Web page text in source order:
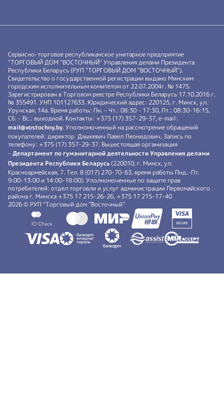
Сервисно-торговое республиканское унитарное предприятие
"ТОРГОВЫЙ ДОМ "ВОСТОЧНЫЙ" Управления делами Президента
Республики Беларусь (РУП "ТОРГОВЫЙ ДОМ "ВОСТОЧНЫЙ").
Свидетельство о государственной регистрации выдано Минским
городским исполнительным комитетом от 22.07.2004г. № 1475.
Зарегистрирован в Торговом реестре Республики Беларусь 17.10.2016 г.
№ 355491. УНП 101127633. Юридический адрес: 220125, г. Минск, ул.
Уручская, 14а. Время работы: Пн. - Чт.: 08:30 - 17:30, Пт.: 08:30-16:15,
Сб. - Вс.: выходной. Контакты: +375 (17) 357-29-37, e-mail:
mail@vostochny.by. Уполномоченный на рассмотрение обращений
покупателей: директор Дашкевич Павел Леонидович, Запись по
телефону: +375 (17) 357-29-37. Вышестоящая организация
- Департамент по гуманитарной деятельности Управления делами
Президента Республики Беларусь (220010, г. Минск, ул.
Красноармейская, 7. Тел. 8 (017) 270-70-63, время работы Пнд.-Пт.
9:00-13:00 и 14:00-18:00). Уполномоченные по защите прав
потребителей: отдел торговли и услуг администрации Первомайского
района г. Минска +375 17 215-26-26, +375 17 215-17-40
2026 © РУП “Торговый дом ”Восточный”